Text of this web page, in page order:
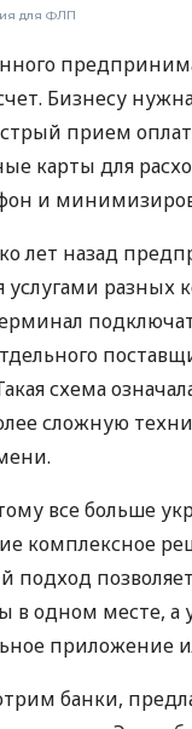
для ФЛП
Бизнесу
прием
карты для
и
лет назад
услугами
схема
сложную
все больше
комплексное
подход
в одном месте, а
приложение
банки,